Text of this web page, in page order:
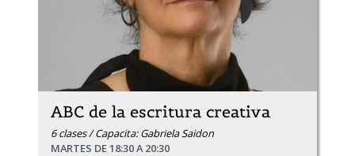
ABC de la escritura creativa
6 clases / Capacita: Gabriela Saidon
MARTES DE 18:30 A 20:30